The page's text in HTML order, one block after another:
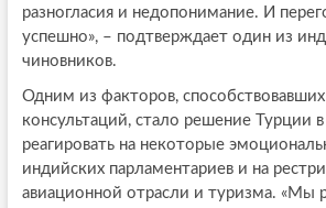
разногласия и недопонимание. И
успешно», – подтверждает один из
чиновников.
Одним из факторов,
консультаций, стало решение Турции
реагировать на некоторые
индийских парламентариев и на
авиационной отрасли и туризма. «Мы